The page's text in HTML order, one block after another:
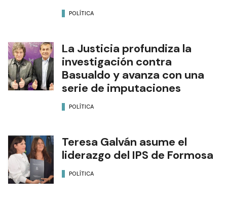
POLÍTICA
La Justicia profundiza la
investigación contra
Basualdo y avanza con una
serie de imputaciones
POLÍTICA
Teresa Galván asume el
liderazgo del IPS de Formosa
POLÍTICA